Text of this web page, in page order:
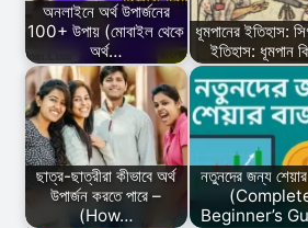
অনলাইনে অর্থ উপার্জনের
100+ উপায় (মোবাইল থেকে
অর্থ…
ধূমপানের ইতিহাস:
ইতিহাস: ধূমপান
ছাত্র-ছাত্রীরা কীভাবে অর্থ
উপার্জন করতে পারে –
(How…
নতুনদের জন্য শেয়ার
Beginner’s